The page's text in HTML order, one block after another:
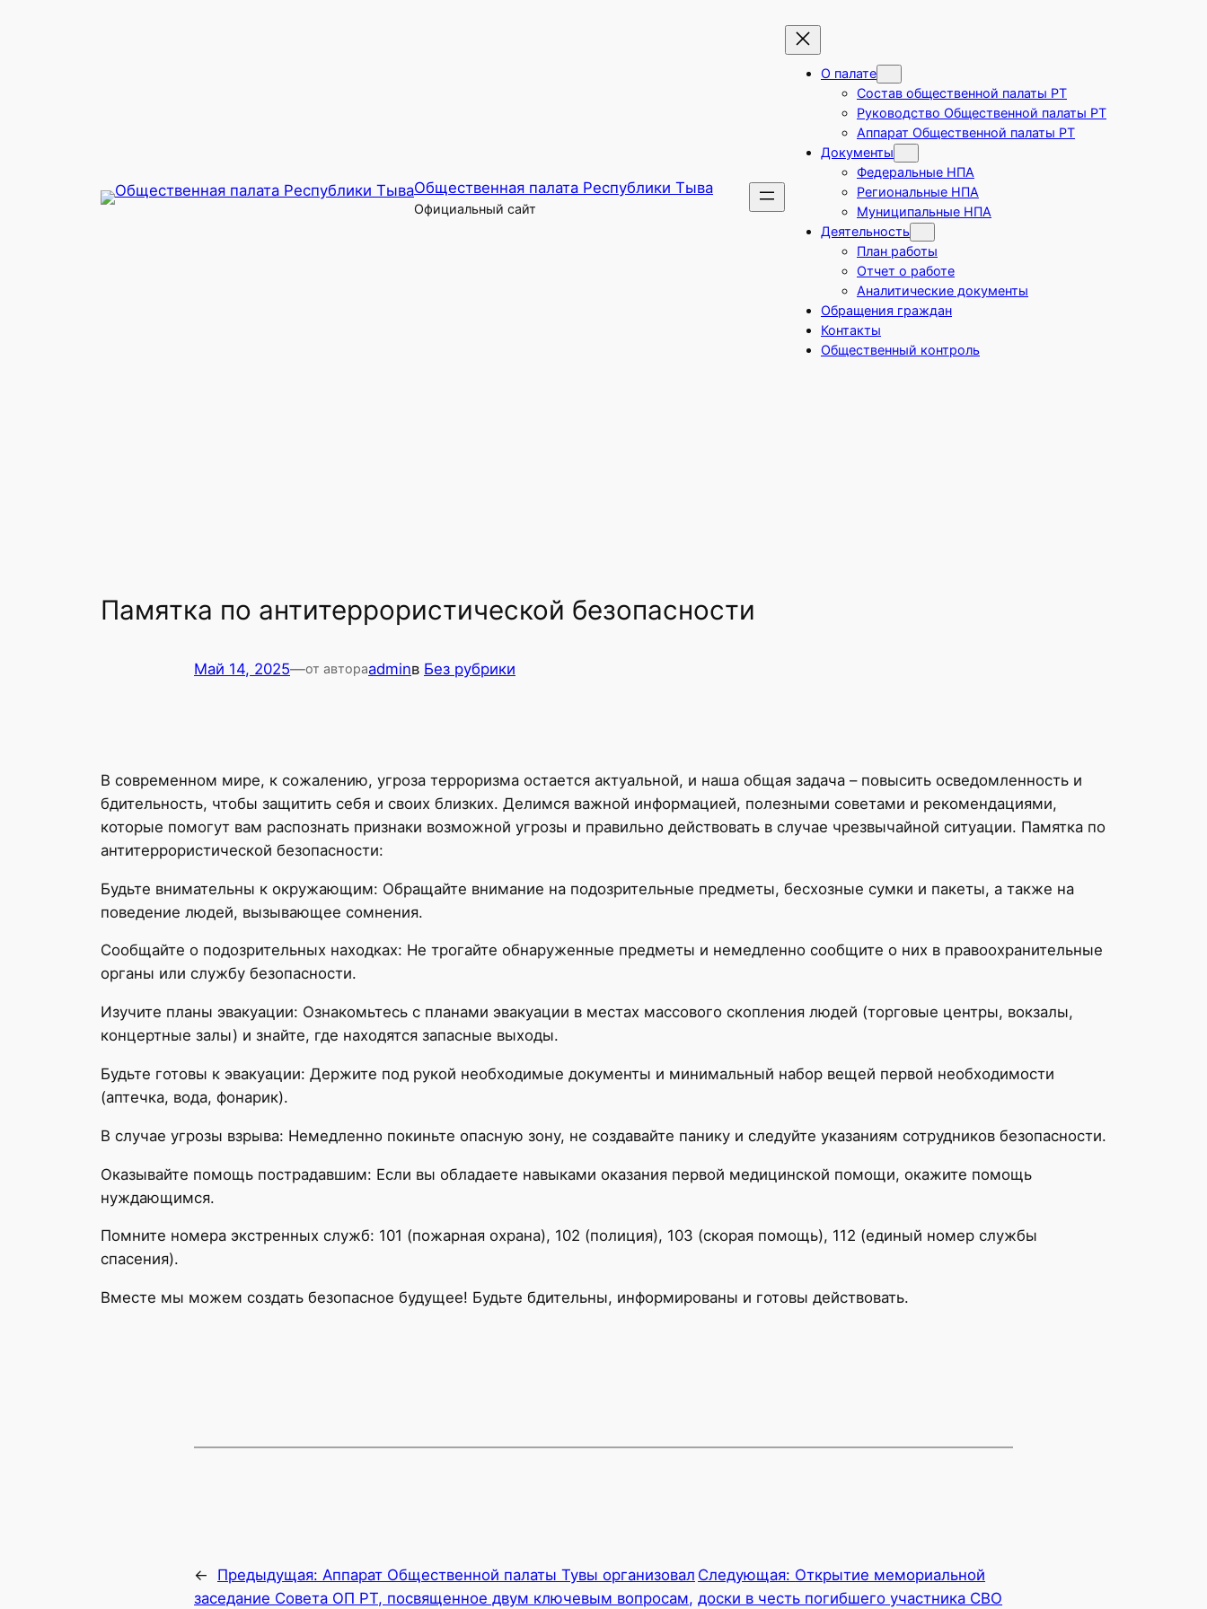
Общественная палата Республики Тыва
Официальный сайт
О палате
Состав общественной палаты РТ
Руководство Общественной палаты РТ
Аппарат Общественной палаты РТ
Документы
Федеральные НПА
Региональные НПА
Муниципальные НПА
Деятельность
План работы
Отчет о работе
Аналитические документы
Обращения граждан
Контакты
Общественный контроль
Памятка по антитеррористической безопасности
Май 14, 2025—от автораadminв Без рубрики
В современном мире, к сожалению, угроза терроризма остается актуальной, и наша общая задача – повысить осведомленность и
бдительность, чтобы защитить себя и своих близких. Делимся важной информацией, полезными советами и рекомендациями,
которые помогут вам распознать признаки возможной угрозы и правильно действовать в случае чрезвычайной ситуации. Памятка по
антитеррористической безопасности:
Будьте внимательны к окружающим: Обращайте внимание на подозрительные предметы, бесхозные сумки и пакеты, а также на
поведение людей, вызывающее сомнения.
Сообщайте о подозрительных находках: Не трогайте обнаруженные предметы и немедленно сообщите о них в правоохранительные
органы или службу безопасности.
Изучите планы эвакуации: Ознакомьтесь с планами эвакуации в местах массового скопления людей (торговые центры, вокзалы,
концертные залы) и знайте, где находятся запасные выходы.
Будьте готовы к эвакуации: Держите под рукой необходимые документы и минимальный набор вещей первой необходимости
(аптечка, вода, фонарик).
В случае угрозы взрыва: Немедленно покиньте опасную зону, не создавайте панику и следуйте указаниям сотрудников безопасности.
Оказывайте помощь пострадавшим: Если вы обладаете навыками оказания первой медицинской помощи, окажите помощь
нуждающимся.
Помните номера экстренных служб: 101 (пожарная охрана), 102 (полиция), 103 (скорая помощь), 112 (единый номер службы
спасения).
Вместе мы можем создать безопасное будущее! Будьте бдительны, информированы и готовы действовать.
← Предыдущая: Аппарат Общественной палаты Тувы организовал
заседание Совета ОП РТ, посвященное двум ключевым вопросам,
Следующая: Открытие мемориальной
доски в честь погибшего участника СВО